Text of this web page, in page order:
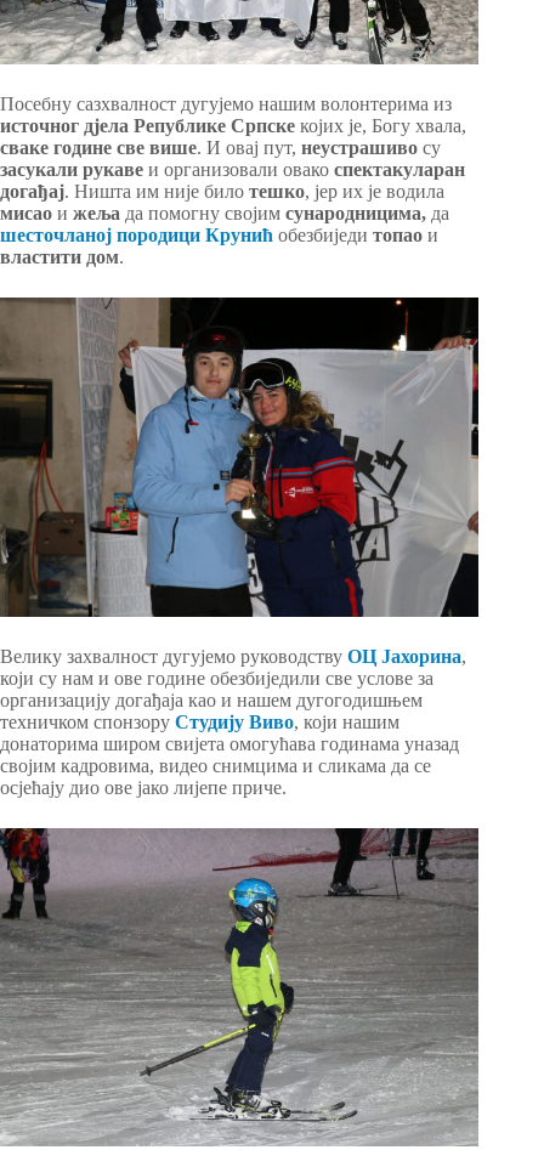
Посебну сазхвалност дугујемо нашим волонтерима из
источног дјела Републике Српске којих је, Богу хвала,
сваке године све више. И овај пут, неустрашиво су
засукали рукаве и организовали овако спектакуларан
догађај. Ништа им није било тешко, јер их је водила
мисао и жеља да помогну својим сународницима, да
шесточланој породици Крунић обезбиједи топао и
властити дом.
Велику захвалност дугујемо руководству ОЦ Јахорина,
који су нам и ове године обезбиједили све услове за
организацију догађаја као и нашем дугогодишњем
техничком спонзору Студију Виво, који нашим
донаторима широм свијета омогућава годинама уназад
својим кадровима, видео снимцима и сликама да се
осјећају дио ове јако лијепе приче.